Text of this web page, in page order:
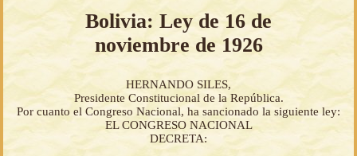
Bolivia: Ley de 16 de
noviembre de 1926
HERNANDO SILES,
Presidente Constitucional de la República.
Por cuanto el Congreso Nacional, ha sancionado la siguiente ley:
EL CONGRESO NACIONAL
DECRETA: